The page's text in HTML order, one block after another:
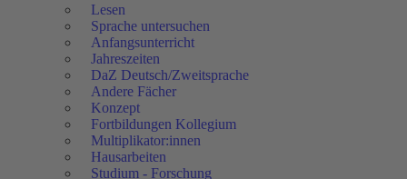
Lesen
Sprache untersuchen
Anfangsunterricht
Jahreszeiten
DaZ Deutsch/Zweitsprache
Andere Fächer
Konzept
Fortbildungen Kollegium
Multiplikator:innen
Hausarbeiten
Studium - Forschung